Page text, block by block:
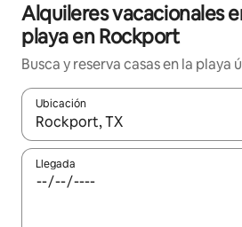
Alquileres vacacionales
playa en Rockport
Busca y reserva casas en la playa
Ubicación
Cuando los resultados estén
Llegada